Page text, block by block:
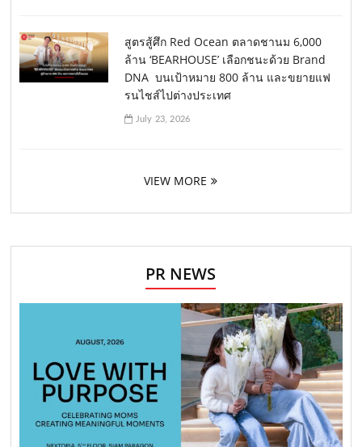
สูตรสู้ศึก Red Ocean ตลาดชานม 6,000
ล้าน ‘BEARHOUSE’ เลือกชนะด้วย Brand
DNA บนเป้าหมาย 800 ล้าน และขยายแฟ
รนไชส์ไปต่างประเทศ
July 23, 2026
VIEW MORE
PR NEWS